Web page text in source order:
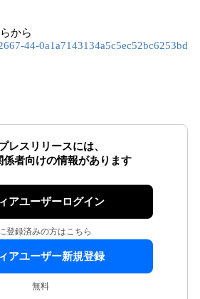
から
44-0a1a7143134a5c5ec52bc6253bd
レスリリースには、
係者向けの情報があります
アユーザーログイン
登録済みの方はこちら
アユーザー新規登録
無料